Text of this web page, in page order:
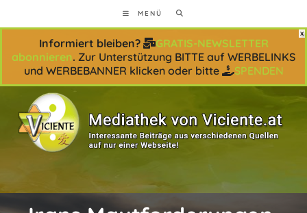
Inhalt
MENÜ
Informiert bleiben?
GRATIS-NEWSLETTER
abonnieren. Zur Unterstützung BITTE auf WERBELINKS
und WERBEBANNER klicken oder bitte
SPENDEN